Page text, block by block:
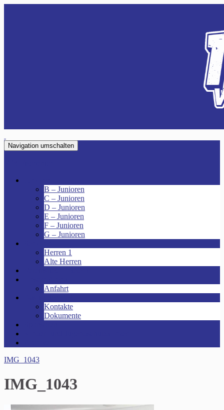
Navigation umschalten
B – Junioren
C – Junioren
D – Junioren
E – Junioren
F – Junioren
G – Junioren
Herren 1
Alte Herren
Anfahrt
Kontakte
Dokumente
IMG_1043
IMG_1043